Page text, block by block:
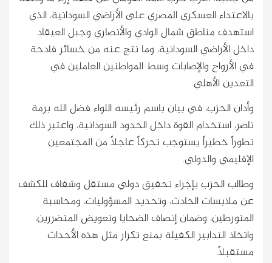
بالاعتداء العسكري المصري على الأراضي السودانية، الذي
استهدف مناطق شمال الوادي والأنصاري وجبل العيقاد
داخل الأراضي السودانية، وما نتج عنه من خسائر فادحة
في الأرواح والإصابات وسط المواطنين العاملين في
التعدين الأهلي.
وأدان الحزب، في بيان باسم رئيسه اللواء فضل الله برمة
ناصر، استخدام القوة داخل الحدود السودانية، واعتبر ذلك
تطوراً خطيراً يستوجب تحركاً عاجلاً من المجتمعين
الإقليمي والدولي.
وطالب الحزب بإجراء تحقيق دولي مستقل وشفاف للكشف
عن ملابسات الحادث، وتحديد المسؤوليات، ومحاسبة
المتورطين، وضمان إنصاف الضحايا وتعويض المتضررين،
واتخاذ التدابير الكفيلة بمنع تكرار مثل هذه الأحداث
مستقبلاً.